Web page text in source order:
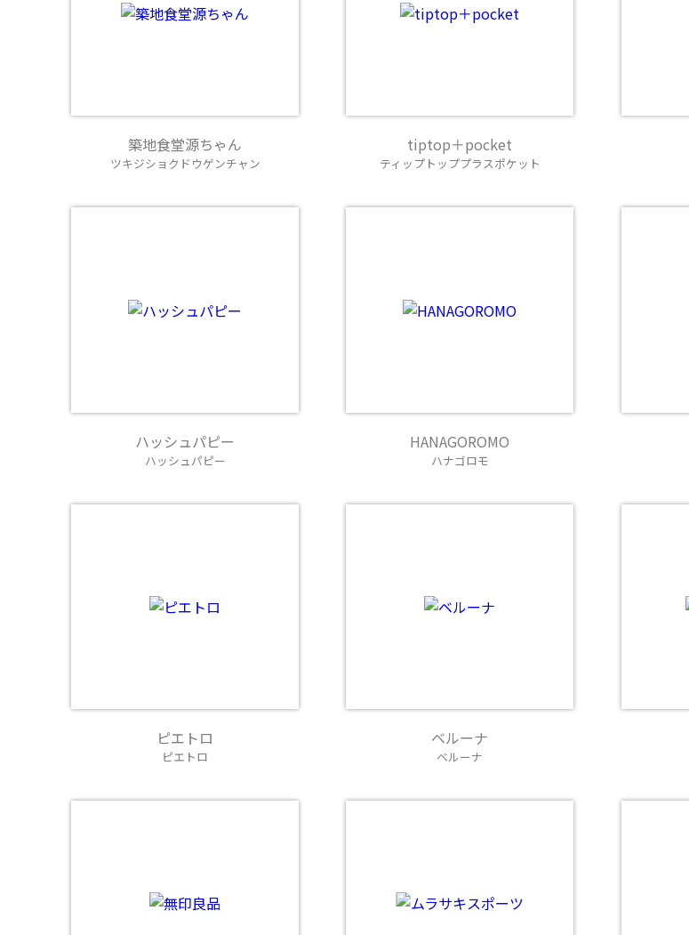
築地食堂源ちゃん
ツキジショクドウゲンチャン
tiptop＋pocket
ティップトッププラスポケット
ハッシュパピー
ハッシュパピー
HANAGOROMO
ハナゴロモ
ピエトロ
ピエトロ
ベルーナ
ベルーナ